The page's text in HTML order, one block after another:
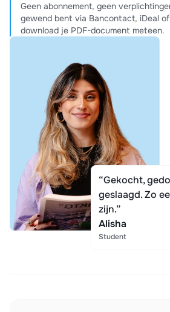
Geen abonnement, geen
gewend bent via Bancontact, iDeal
download je PDF-document meteen.
“Gekocht,
geslaagd. Zo
zijn.”
Alisha
Student